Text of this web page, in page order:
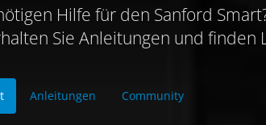
Hilfe für den Sanford
Sie Anleitungen und finden
Anleitungen Community